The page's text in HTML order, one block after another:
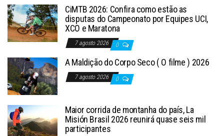
CiMTB 2026: Confira como estão as
disputas do Campeonato por Equipes UCI,
XCO e Maratona
7 agosto 2026 0
A Maldição do Corpo Seco ( O filme ) 2026
7 agosto 2026 0
Maior corrida de montanha do país, La
Misión Brasil 2026 reunirá quase seis mil
participantes